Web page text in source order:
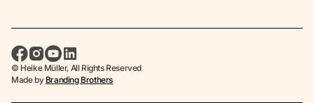
© Heike Müller, All Rights Reserved
Made by Branding Brothers